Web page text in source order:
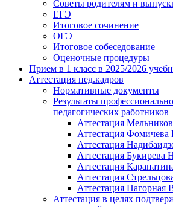
Советы родителям и
ЕГЭ
Итоговое сочинение
ОГЭ
Итоговое собеседование
Оценочные процедуры
Прием в 1 класс в 2025/2026
Аттестация пед.кадров
Нормативные документы
Результаты
педагогических работников
Аттестация
Аттестация
Аттестация
Аттестация Букирева
Аттестация
Аттестация
Аттестация Нагорная
Аттестация в целях